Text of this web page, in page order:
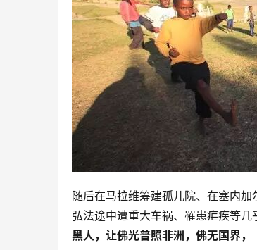
随后在马拉维筹建孤儿院、在塞内
弘法途中遭重大车祸、罹患疟疾等几
黑人，让佛光普照非洲，佛无国界，